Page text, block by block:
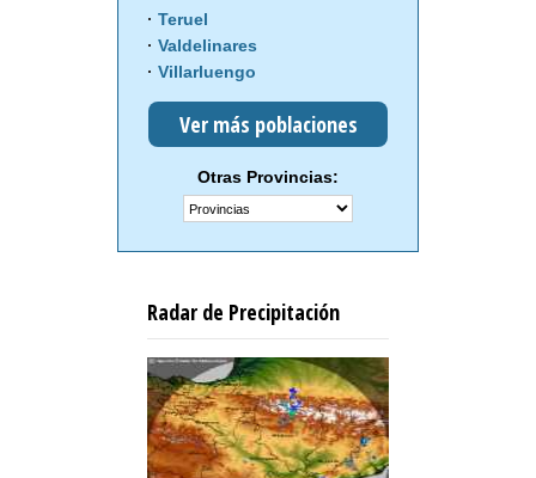
Teruel
Valdelinares
Villarluengo
Ver más poblaciones
Otras Provincias:
Radar de Precipitación